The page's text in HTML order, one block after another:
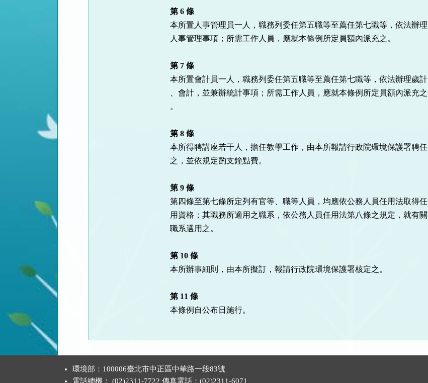
第 6 條
本所置人事管理員一人，職務列委任第五職等至薦任第七職等，依法辦理
人事管理事項；所需工作人員，應就本條例所定員額內派充之。
第 7 條
本所置會計員一人，職務列委任第五職等至薦任第七職等，依法辦理歲計
、會計，並兼辦統計事項；所需工作人員，應就本條例所定員額內派充之
。
第 8 條
本所得聘講座若干人，擔任教學工作，由本所報請行政院環境保護署聘任
之，並依規定酌支鐘點費。
第 9 條
第四條至第七條所定列有官等、職等人員，均應依公務人員任用法取得任
用資格；其職務所適用之職系，依公務人員任用法第八條之規定，就有關
職系選用之。
第 10 條
本所辦事細則，由本所擬訂，報請行政院環境保護署核定之。
第 11 條
本條例自公布日施行。
環境部：100006臺北市中正區中華路一段83號
電話總機： (02)2311-7722 傳真電話：(02)2311-6071